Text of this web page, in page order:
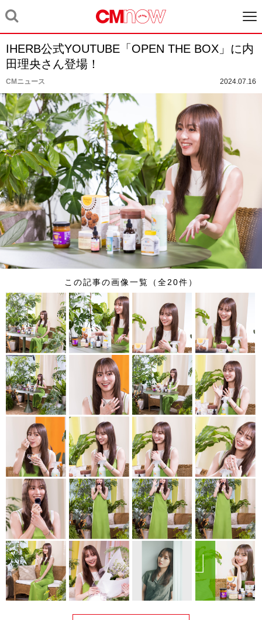
IHERB公式YOUTUBE「OPEN THE BOX」に内
田理央さん登場！
CMニュース 2024.07.16
この記事の画像一覧（全20件）